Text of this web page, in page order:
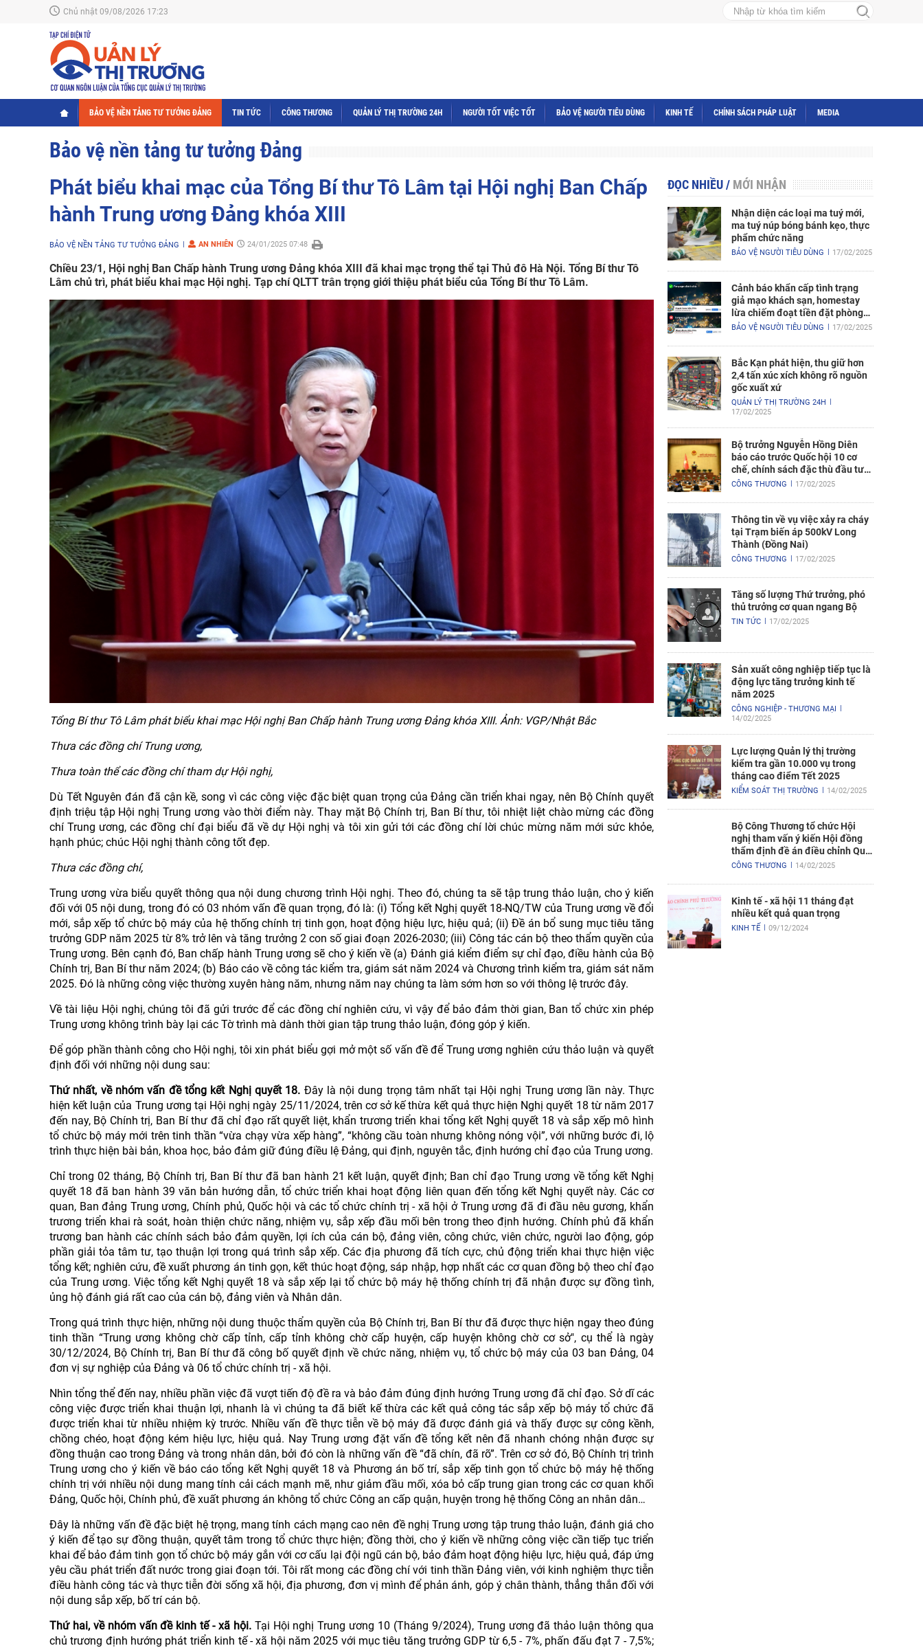
Chủ nhật 09/08/2026 17:23
BẢO VỆ NỀN TẢNG TƯ TƯỞNG ĐẢNG TIN TỨC CÔNG THƯƠNG QUẢN LÝ THỊ TRƯỜNG 24H NGƯỜI TỐT VIỆC TỐT BẢO VỆ NGƯỜI TIÊU DÙNG KINH TẾ CHÍNH SÁCH PHÁP LUẬT MEDIA
Bảo vệ nền tảng tư tưởng Đảng
Phát biểu khai mạc của Tổng Bí thư Tô Lâm tại Hội nghị Ban Chấp
hành Trung ương Đảng khóa XIII
BẢO VỆ NỀN TẢNG TƯ TƯỞNG ĐẢNG AN NHIÊN 24/01/2025 07:48
Chiều 23/1, Hội nghị Ban Chấp hành Trung ương Đảng khóa XIII đã khai mạc trọng thể tại Thủ đô Hà Nội. Tổng Bí thư Tô
Lâm chủ trì, phát biểu khai mạc Hội nghị. Tạp chí QLTT trân trọng giới thiệu phát biểu của Tổng Bí thư Tô Lâm.
Tổng Bí thư Tô Lâm phát biểu khai mạc Hội nghị Ban Chấp hành Trung ương Đảng khóa XIII. Ảnh: VGP/Nhật Bắc
Thưa các đồng chí Trung ương,
Thưa toàn thể các đồng chí tham dự Hội nghị,
Dù Tết Nguyên đán đã cận kề, song vì các công việc đặc biệt quan trọng của Đảng cần triển khai ngay, nên Bộ Chính quyết
định triệu tập Hội nghị Trung ương vào thời điểm này. Thay mặt Bộ Chính trị, Ban Bí thư, tôi nhiệt liệt chào mừng các đồng
chí Trung ương, các đồng chí đại biểu đã về dự Hội nghị và tôi xin gửi tới các đồng chí lời chúc mừng năm mới sức khỏe,
hạnh phúc; chúc Hội nghị thành công tốt đẹp.
Thưa các đồng chí,
Trung ương vừa biểu quyết thông qua nội dung chương trình Hội nghị. Theo đó, chúng ta sẽ tập trung thảo luận, cho ý kiến
đối với 05 nội dung, trong đó có 03 nhóm vấn đề quan trọng, đó là: (i) Tổng kết Nghị quyết 18-NQ/TW của Trung ương về đổi
mới, sắp xếp tổ chức bộ máy của hệ thống chính trị tinh gọn, hoạt động hiệu lực, hiệu quả; (ii) Đề án bổ sung mục tiêu tăng
trưởng GDP năm 2025 từ 8% trở lên và tăng trưởng 2 con số giai đoạn 2026-2030; (iii) Công tác cán bộ theo thẩm quyền của
Trung ương. Bên cạnh đó, Ban chấp hành Trung ương sẽ cho ý kiến về (a) Đánh giá kiểm điểm sự chỉ đạo, điều hành của Bộ
Chính trị, Ban Bí thư năm 2024; (b) Báo cáo về công tác kiểm tra, giám sát năm 2024 và Chương trình kiểm tra, giám sát năm
2025. Đó là những công việc thường xuyên hàng năm, nhưng năm nay chúng ta làm sớm hơn so với thông lệ trước đây.
Về tài liệu Hội nghị, chúng tôi đã gửi trước để các đồng chí nghiên cứu, vì vậy để bảo đảm thời gian, Ban tổ chức xin phép
Trung ương không trình bày lại các Tờ trình mà dành thời gian tập trung thảo luận, đóng góp ý kiến.
Để góp phần thành công cho Hội nghị, tôi xin phát biểu gợi mở một số vấn đề để Trung ương nghiên cứu thảo luận và quyết
định đối với những nội dung sau:
Thứ nhất, về nhóm vấn đề tổng kết Nghị quyết 18. Đây là nội dung trọng tâm nhất tại Hội nghị Trung ương lần này. Thực
hiện kết luận của Trung ương tại Hội nghị ngày 25/11/2024, trên cơ sở kế thừa kết quả thực hiện Nghị quyết 18 từ năm 2017
đến nay, Bộ Chính trị, Ban Bí thư đã chỉ đạo rất quyết liệt, khẩn trương triển khai tổng kết Nghị quyết 18 và sắp xếp mô hình
tổ chức bộ máy mới trên tinh thần “vừa chạy vừa xếp hàng”, “không cầu toàn nhưng không nóng vội”, với những bước đi, lộ
trình thực hiện bài bản, khoa học, bảo đảm giữ đúng điều lệ Đảng, qui định, nguyên tắc, định hướng chỉ đạo của Trung ương.
Chỉ trong 02 tháng, Bộ Chính trị, Ban Bí thư đã ban hành 21 kết luận, quyết định; Ban chỉ đạo Trung ương về tổng kết Nghị
quyết 18 đã ban hành 39 văn bản hướng dẫn, tổ chức triển khai hoạt động liên quan đến tổng kết Nghị quyết này. Các cơ
quan, Ban đảng Trung ương, Chính phủ, Quốc hội và các tổ chức chính trị - xã hội ở Trung ương đã đi đầu nêu gương, khẩn
trương triển khai rà soát, hoàn thiện chức năng, nhiệm vụ, sắp xếp đầu mối bên trong theo định hướng. Chính phủ đã khẩn
trương ban hành các chính sách bảo đảm quyền, lợi ích của cán bộ, đảng viên, công chức, viên chức, người lao động, góp
phần giải tỏa tâm tư, tạo thuận lợi trong quá trình sắp xếp. Các địa phương đã tích cực, chủ động triển khai thực hiện việc
tổng kết; nghiên cứu, đề xuất phương án tinh gọn, kết thúc hoạt động, sáp nhập, hợp nhất các cơ quan đồng bộ theo chỉ đạo
của Trung ương. Việc tổng kết Nghị quyết 18 và sắp xếp lại tổ chức bộ máy hệ thống chính trị đã nhận được sự đồng tình,
ủng hộ đánh giá rất cao của cán bộ, đảng viên và Nhân dân.
Trong quá trình thực hiện, những nội dung thuộc thẩm quyền của Bộ Chính trị, Ban Bí thư đã được thực hiện ngay theo đúng
tinh thần “Trung ương không chờ cấp tỉnh, cấp tỉnh không chờ cấp huyện, cấp huyện không chờ cơ sở", cụ thể là ngày
30/12/2024, Bộ Chính trị, Ban Bí thư đã công bố quyết định về chức năng, nhiệm vụ, tổ chức bộ máy của 03 ban Đảng, 04
đơn vị sự nghiệp của Đảng và 06 tổ chức chính trị - xã hội.
Nhìn tổng thể đến nay, nhiều phần việc đã vượt tiến độ đề ra và bảo đảm đúng định hướng Trung ương đã chỉ đạo. Sở dĩ các
công việc được triển khai thuận lợi, nhanh là vì chúng ta đã biết kế thừa các kết quả công tác sắp xếp bộ máy tổ chức đã
được triển khai từ nhiều nhiệm kỳ trước. Nhiều vấn đề thực tiễn về bộ máy đã được đánh giá và thấy được sự công kềnh,
chồng chéo, hoạt động kém hiệu lực, hiệu quả. Nay Trung ương đặt vấn đề tổng kết nên đã nhanh chóng nhận được sự
đồng thuận cao trong Đảng và trong nhân dân, bởi đó còn là những vấn đề “đã chín, đã rõ”. Trên cơ sở đó, Bộ Chính trị trình
Trung ương cho ý kiến về báo cáo tổng kết Nghị quyết 18 và Phương án bố trí, sắp xếp tinh gọn tổ chức bộ máy hệ thống
chính trị với nhiều nội dung mang tính cải cách mạnh mẽ, như giảm đầu mối, xóa bỏ cấp trung gian trong các cơ quan khối
Đảng, Quốc hội, Chính phủ, đề xuất phương án không tổ chức Công an cấp quận, huyện trong hệ thống Công an nhân dân…
Đây là những vấn đề đặc biệt hệ trọng, mang tính cách mạng cao nên đề nghị Trung ương tập trung thảo luận, đánh giá cho
ý kiến để tạo sự đồng thuận, quyết tâm trong tổ chức thực hiện; đồng thời, cho ý kiến về những công việc cần tiếp tục triển
khai để bảo đảm tinh gọn tổ chức bộ máy gắn với cơ cấu lại đội ngũ cán bộ, bảo đảm hoạt động hiệu lực, hiệu quả, đáp ứng
yêu cầu phát triển đất nước trong giai đoạn tới. Tôi rất mong các đồng chí với tinh thần Đảng viên, với kinh nghiệm thực tiễn
điều hành công tác và thực tiễn đời sống xã hội, địa phương, đơn vị mình để phản ánh, góp ý chân thành, thẳng thắn đối với
nội dung sắp xếp, bố trí cán bộ.
Thứ hai, về nhóm vấn đề kinh tế - xã hội. Tại Hội nghị Trung ương 10 (Tháng 9/2024), Trung ương đã thảo luận thông qua
chủ trương định hướng phát triển kinh tế - xã hội năm 2025 với mục tiêu tăng trưởng GDP từ 6,5 - 7%, phấn đấu đạt 7 - 7,5%;
ĐỌC NHIỀU/ MỚI NHẬN
Nhận diện các loại ma tuý mới,
ma tuý núp bóng bánh kẹo, thực
phẩm chức năng
BẢO VỆ NGƯỜI TIÊU DÙNG 17/02/2025
Cảnh báo khẩn cấp tình trạng
giả mạo khách sạn, homestay
lừa chiếm đoạt tiền đặt phòng
nghỉ
BẢO VỆ NGƯỜI TIÊU DÙNG 17/02/2025
Bắc Kạn phát hiện, thu giữ hơn
2,4 tấn xúc xích không rõ nguồn
gốc xuất xứ
QUẢN LÝ THỊ TRƯỜNG 24H
17/02/2025
Bộ trưởng Nguyễn Hồng Diên
báo cáo trước Quốc hội 10 cơ
chế, chính sách đặc thù đầu tư
xây dựng Dự án điện hạt nhân
CÔNG THƯƠNG 17/02/2025
Thông tin về vụ việc xảy ra cháy
tại Trạm biến áp 500kV Long
Thành (Đồng Nai)
CÔNG THƯƠNG 17/02/2025
Tăng số lượng Thứ trưởng, phó
thủ trưởng cơ quan ngang Bộ
TIN TỨC 17/02/2025
Sản xuất công nghiệp tiếp tục là
động lực tăng trưởng kinh tế
năm 2025
CÔNG NGHIỆP - THƯƠNG MẠI
14/02/2025
Lực lượng Quản lý thị trường
kiểm tra gần 10.000 vụ trong
tháng cao điểm Tết 2025
KIỂM SOÁT THỊ TRƯỜNG 14/02/2025
Bộ Công Thương tổ chức Hội
nghị tham vấn ý kiến Hội đồng
thẩm định đề án điều chỉnh Quy
hoạch điện VIII
CÔNG THƯƠNG 14/02/2025
Kinh tế - xã hội 11 tháng đạt
nhiều kết quả quan trọng
KINH TẾ 09/12/2024